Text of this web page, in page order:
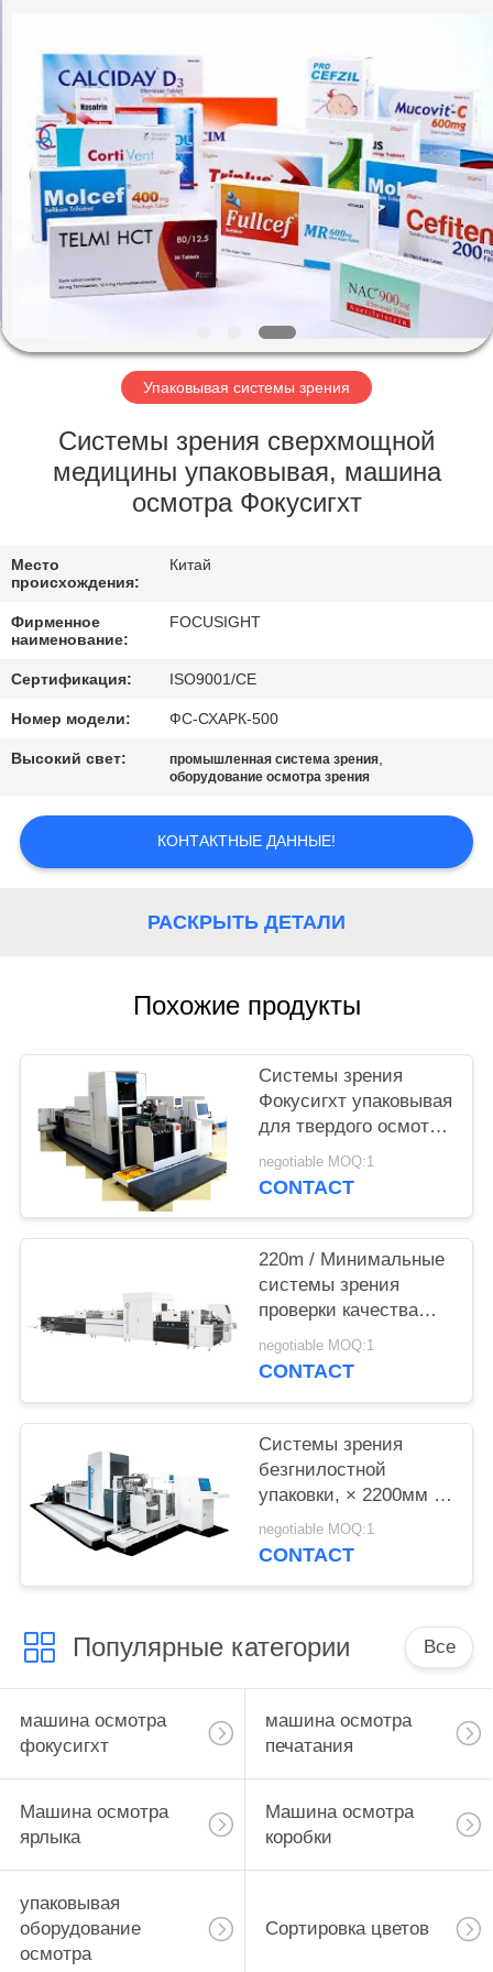
ДОМ
ПРОДУКТЫ
НАС
ПУТЕШЕСТВИЕ
ФАБРИКИ
ПРОВЕРКА
КАЧЕСТВА
СВЯЖИТЕСЬ
МЫ
НОВОСТИ
СПРОСИТЕ
КАРТА
Reserved.
Упаковывая системы зрения
Системы зрения сверхмощной
медицины упаковывая, машина
осмотра Фокусигхт
Место
происхождения:
Китай
Фирменное
наименование:
FOCUSIGHT
Сертификация: ISO9001/CE
Номер модели: ФС-СХАРК-500
Высокий свет: промышленная система зрения,
оборудование осмотра зрения
КОНТАКТНЫЕ ДАННЫЕ!
РАСКРЫТЬ ДЕТАЛИ
Похожие продукты
Системы зрения
Фокусигхт упаковывая
для твердого осмотра
печатания обруча
коробки
negotiable MOQ:1
CONTACT
220m / Минимальные
системы зрения
проверки качества
для твердой
производственной
negotiable MOQ:1
CONTACT
Системы зрения
безгнилостной
упаковки, × 2200мм ×
3650мм машины
6950мм осмотра
negotiable MOQ:1
CONTACT
Популярные категории Все
машина осмотра
фокусигхт
машина осмотра
печатания
Машина осмотра
ярлыка
Машина осмотра
коробки
упаковывая
оборудование
осмотра
Сортировка цветов